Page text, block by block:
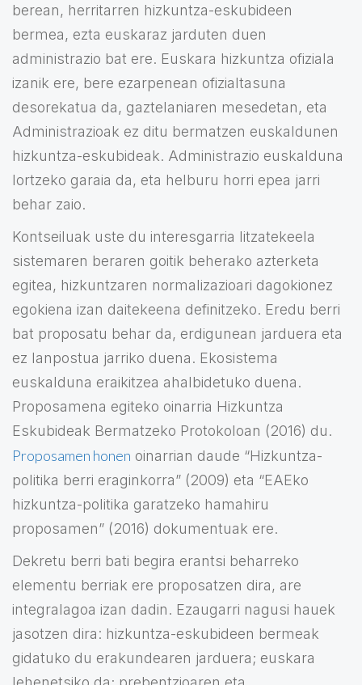
berean, herritarren hizkuntza-eskubideen
bermea, ezta euskaraz jarduten duen
administrazio bat ere. Euskara hizkuntza ofiziala
izanik ere, bere ezarpenean ofizialtasuna
desorekatua da, gaztelaniaren mesedetan, eta
Administrazioak ez ditu bermatzen euskaldunen
hizkuntza-eskubideak. Administrazio euskalduna
lortzeko garaia da, eta helburu horri epea jarri
behar zaio.
Kontseiluak uste du interesgarria litzatekeela
sistemaren beraren goitik beherako azterketa
egitea, hizkuntzaren normalizazioari dagokionez
egokiena izan daitekeena definitzeko. Eredu berri
bat proposatu behar da, erdigunean jarduera eta
ez lanpostua jarriko duena. Ekosistema
euskalduna eraikitzea ahalbidetuko duena.
Proposamena egiteko oinarria Hizkuntza
Eskubideak Bermatzeko Protokoloan (2016) du.
Proposamen honen oinarrian daude “Hizkuntza-
politika berri eraginkorra” (2009) eta “EAEko
hizkuntza-politika garatzeko hamahiru
proposamen” (2016) dokumentuak ere.
Dekretu berri bati begira erantsi beharreko
elementu berriak ere proposatzen dira, are
integralagoa izan dadin. Ezaugarri nagusi hauek
jasotzen dira: hizkuntza-eskubideen bermeak
gidatuko du erakundearen jarduera; euskara